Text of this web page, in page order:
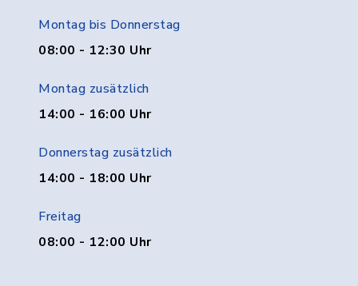
Montag bis Donnerstag
08:00 - 12:30 Uhr
Montag zusätzlich
14:00 - 16:00 Uhr
Donnerstag zusätzlich
14:00 - 18:00 Uhr
Freitag
08:00 - 12:00 Uhr